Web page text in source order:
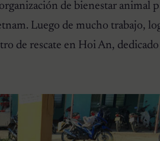
de bienestar animal
Luego de mucho trabajo,
de rescate en Hoi An, dedicado